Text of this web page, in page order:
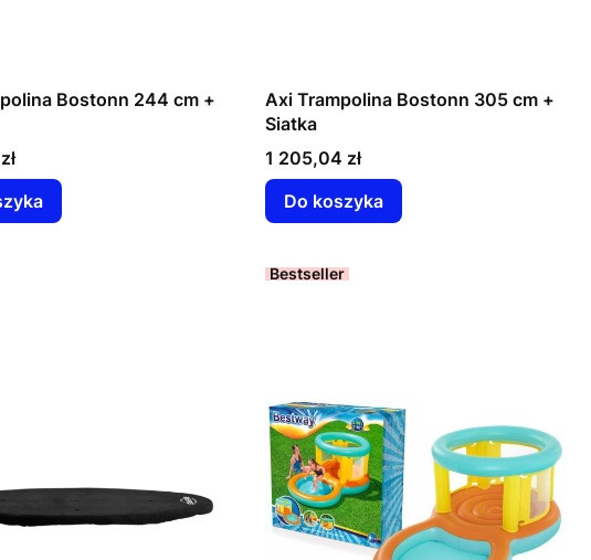
Bostonn 244 cm +
Axi Trampolina Bostonn 305 cm +
Siatka
Cena
1 205,04 zł
Do koszyka
Bestseller